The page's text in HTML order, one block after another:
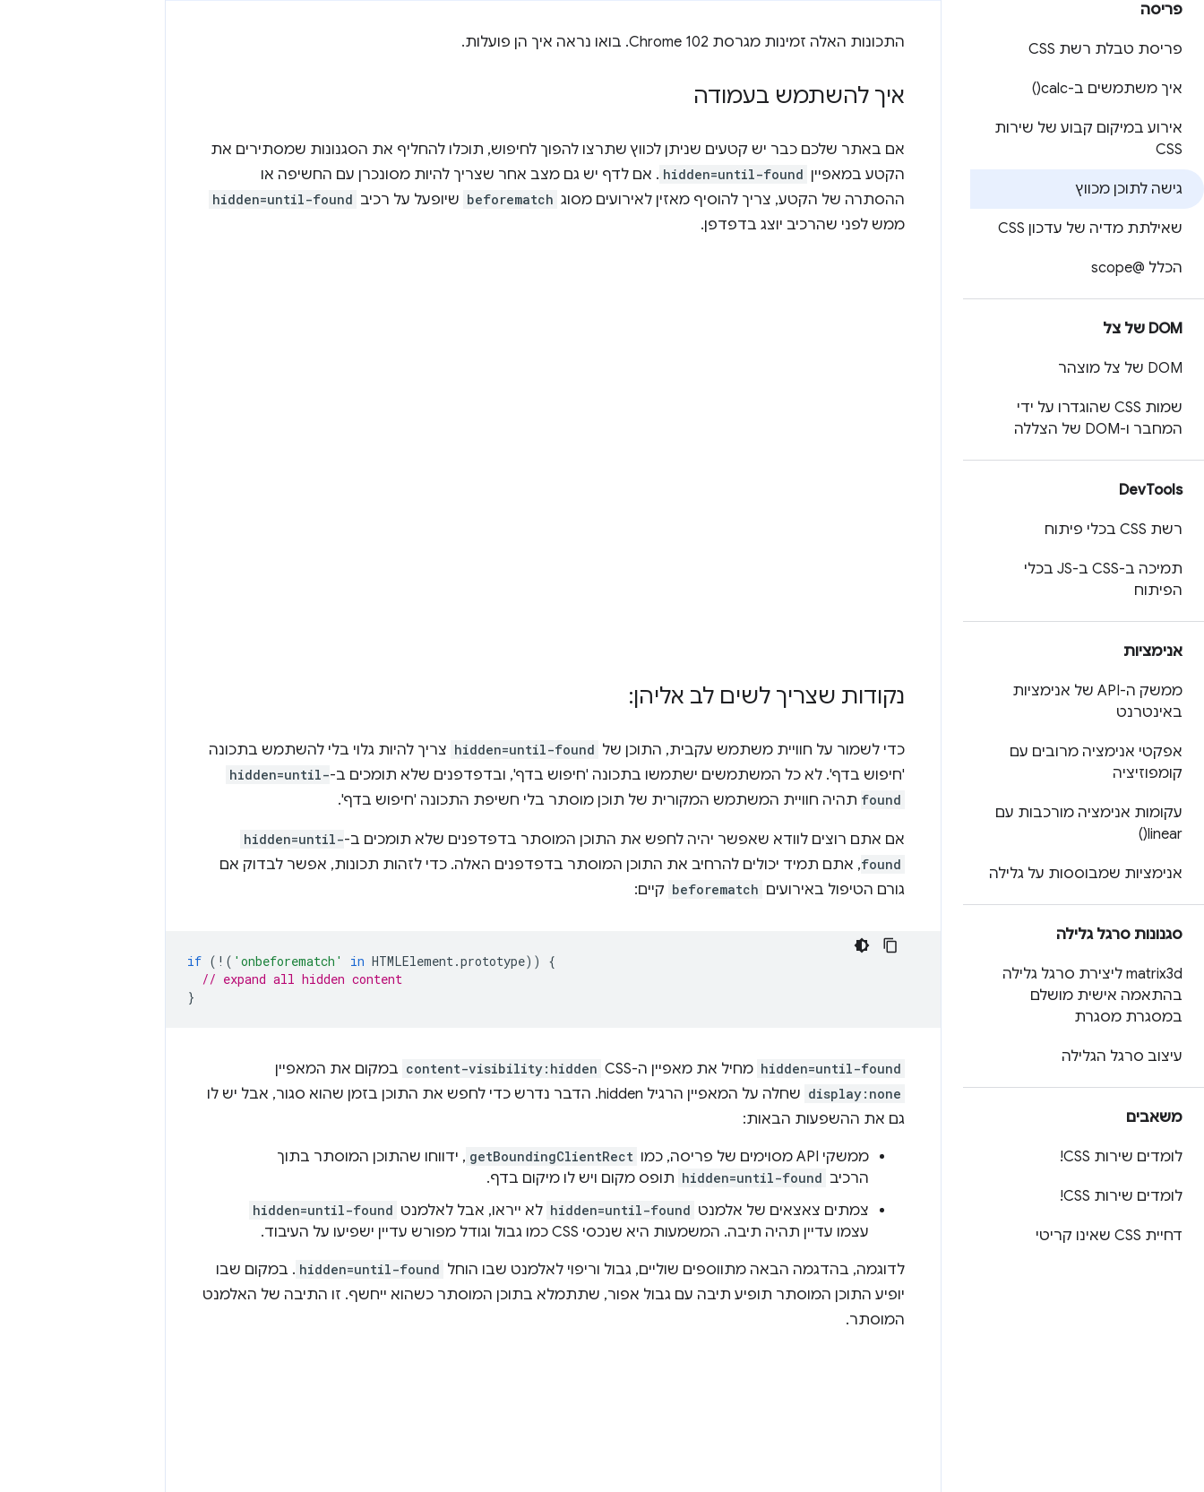
פריסה
פריסת טבלת רשת CSS
איך משתמשים ב-calc(
)
אירוע במיקום קבוע של שירות
CSS
גישה לתוכן מכווץ
שאילתת מדיה של עדכון CSS
הכלל @scope
DOM של צל
DOM של צל מוצהר
שמות CSS שהוגדרו על ידי
המחבר ו-DOM של הצללה
DevTools
רשת CSS בכלי פיתוח
תמיכה ב-CSS ב-JS בכלי
הפיתוח
אנימציות
ממשק ה-API של אנימציות
באינטרנט
אפקטי אנימציה מרובים עם
קומפוזיציה
עקומות אנימציה מורכבות עם
linear(
)
אנימציות שמבוססות על גלילה
סגנונות סרגל גלילה
matrix3d ליצירת סרגל גלילה
בהתאמה אישית מושלם
במסגרת מסגרת
עיצוב סרגל הגלילה
משאבים
לומדים שירות CSS!
לומדים שירות CSS!
דחיית CSS שאינו קריטי
התכונות האלה זמינות מגרסת Chrome 102. בואו נראה איך הן פועלות.
איך להשתמש בעמודה
אם באתר שלכם כבר יש קטעים שניתן לכווץ שתרצו להפוך לחיפוש, תוכלו להחליף את הסגנונות שמסתירים את
הקטע במאפיין hidden=until-found . אם לדף יש גם מצב אחר שצריך להיות מסונכרן עם החשיפה או
ההסתרה של הקטע, צריך להוסיף מאזין לאירועים מסוג beforematch שיופעל על רכיב hidden=until-found
ממש לפני שהרכיב יוצג בדפדפן.
נקודות שצריך לשים לב אליהן:
כדי לשמור על חוויית משתמש עקבית, התוכן של hidden=until-found צריך להיות גלוי בלי להשתמש בתכונה
'חיפוש בדף'. לא כל המשתמשים ישתמשו בתכונה 'חיפוש בדף', ובדפדפנים שלא תומכים ב-hidden=until-
found תהיה חוויית המשתמש המקורית של תוכן מוסתר בלי חשיפת התכונה 'חיפוש בדף'.
אם אתם רוצים לוודא שאפשר יהיה לחפש את התוכן המוסתר בדפדפנים שלא תומכים ב-hidden=until-
found, אתם תמיד יכולים להרחיב את התוכן המוסתר בדפדפנים האלה. כדי לזהות תכונות, אפשר לבדוק אם
גורם הטיפול באירועים beforematch קיים:
if ( ! ( 'onbeforematch' in HTMLElement.prototype))
{
// expand all hidden content
}
hidden=until-found מחיל את מאפיין ה-CSS content-visibility:hidden במקום את המאפיין
display:none
שחלה על המאפיין הרגיל hidden. הדבר נדרש כדי לחפש את התוכן בזמן שהוא סגור, אבל יש לו
גם את ההשפעות הבאות:
ממשקי API מסוימים של פריסה, כמו getBoundingClientRect , ידווחו שהתוכן המוסתר בתוך
הרכיב hidden=until-found תופס מקום ויש לו מיקום בדף.
צמתים צאצאים של אלמנט hidden=until-found לא ייראו, אבל לאלמנט hidden=until-found
עצמו עדיין תהיה תיבה. המשמעות היא שנכסי CSS כמו גבול וגודל מפורש עדיין ישפיעו על העיבוד.
לדוגמה, בהדגמה הבאה מתווספים שוליים, גבול וריפוי לאלמנט שבו הוחל hidden=until-found . במקום שבו
יופיע התוכן המוסתר תופיע תיבה עם גבול אפור, שתתמלא בתוכן המוסתר כשהוא ייחשף. זו התיבה של האלמנט
המוסתר.